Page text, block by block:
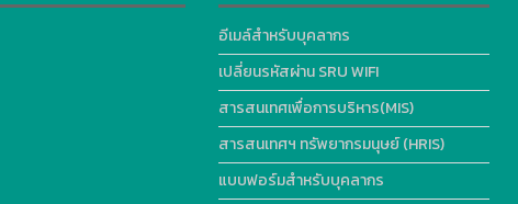
อีเมล์สำหรับบุคลากร
เปลี่ยนรหัสผ่าน SRU WIFI
สารสนเทศเพื่อการบริหาร(MIS)
สารสนเทศฯ ทรัพยากรมนุษย์ (HRIS)
แบบฟอร์มสำหรับบุคลากร